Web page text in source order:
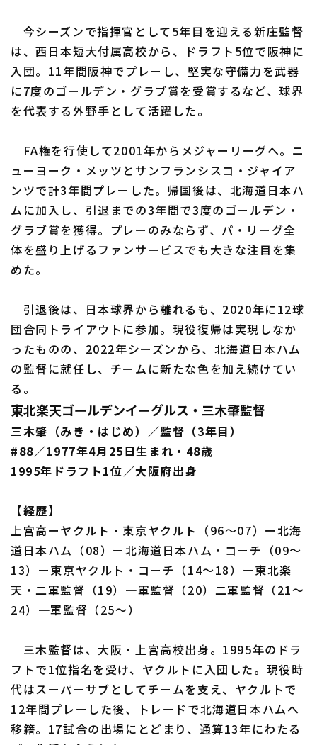
今シーズンで指揮官として5年目を迎える新庄監督
は、西日本短大付属高校から、ドラフト5位で阪神に
入団。11年間阪神でプレーし、堅実な守備力を武器
に7度のゴールデン・グラブ賞を受賞するなど、球界
を代表する外野手として活躍した。
FA権を行使して2001年からメジャーリーグへ。ニ
ューヨーク・メッツとサンフランシスコ・ジャイア
ンツで計3年間プレーした。帰国後は、北海道日本ハ
ムに加入し、引退までの3年間で3度のゴールデン・
グラブ賞を獲得。プレーのみならず、パ・リーグ全
体を盛り上げるファンサービスでも大きな注目を集
めた。
引退後は、日本球界から離れるも、2020年に12球
団合同トライアウトに参加。現役復帰は実現しなか
ったものの、2022年シーズンから、北海道日本ハム
の監督に就任し、チームに新たな色を加え続けてい
る。
東北楽天ゴールデンイーグルス・三木肇監督
三木肇（みき・はじめ）／監督（3年目）
#88／1977年4月25日生まれ・48歳
1995年ドラフト1位／大阪府出身
【経歴】
上宮高ーヤクルト・東京ヤクルト（96～07）ー北海
道日本ハム（08）ー北海道日本ハム・コーチ（09～
13）ー東京ヤクルト・コーチ（14～18）ー東北楽
天・二軍監督（19）一軍監督（20）二軍監督（21～
24）一軍監督（25～）
三木監督は、大阪・上宮高校出身。1995年のドラ
フトで1位指名を受け、ヤクルトに入団した。現役時
代はスーパーサブとしてチームを支え、ヤクルトで
12年間プレーした後、トレードで北海道日本ハムへ
移籍。17試合の出場にとどまり、通算13年にわたる